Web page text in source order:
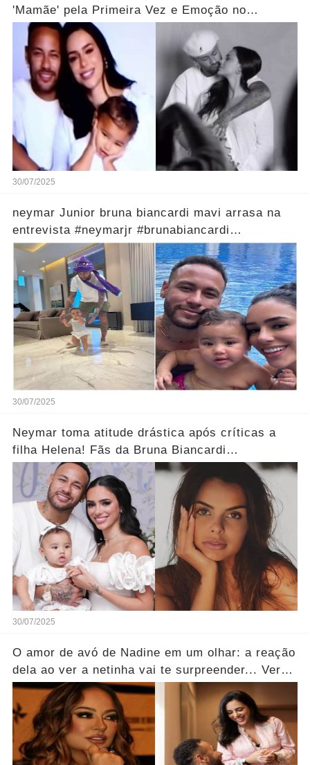
'Mamãe' pela Primeira Vez e Emoção no
Ar!"...Ver mais
30/07/2025
neymar Junior bruna biancardi mavi arrasa na
entrevista #neymarjr #brunabiancardi
@NeymarJrReal
30/07/2025
Neymar toma atitude drástica após críticas a
filha Helena! Fãs da Bruna Biancardi
ultrapassam limites... Ver mais
30/07/2025
O amor de avó de Nadine em um olhar: a reação
dela ao ver a netinha vai te surpreender... Ver
mais